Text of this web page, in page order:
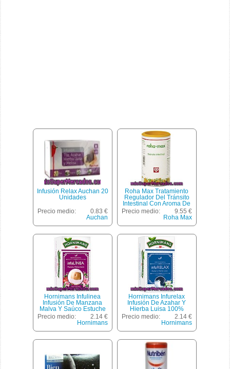
Infusión Relax Auchan 20
Unidades
Precio medio:
0.83 €
Auchan
Roha Max Tratamiento
Regulador Del Tránsito
Intestinal Con Aroma De
Regaliz Y Menta Bote 130
Precio medio:
9.55 €
Roha Max
Hornimans Infulinea
Infusión De Manzana
Malva Y Saúco Estuche
20 Sobres
Precio medio:
2.14 €
Hornimans
Hornimans Infurelax
Infusión De Azahar Y
Hierba Luisa 100%
Natural Estuche 20
Sobres
Precio medio:
2.14 €
Hornimans